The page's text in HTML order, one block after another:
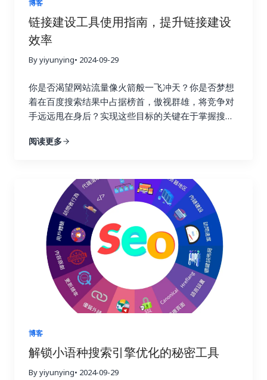
想一下，一个射手如果每次射击后都无法看到箭的落
点，他该如何调整自己的射击姿势和力度呢？链接建
设也是如此，只有不断追踪效果，才能知道哪些策略
命中了目标，哪些策略需要调整。通过追踪链接建设
真正有效的策略上，从而最大化投资回报率，就像一
个精明的投资者，会仔细分析市场行情，选择最具潜
力的投资项目。 更重要的是，追踪链接建设效果可以
过哪些链接访问你的网站，他们在你的网站上停留了
大的商业价值。通过分析这些数据，你可以更好地理
解用户的需求和痛点，优化网站内容和用户体验，最
终提高转化率，实现业务的持续增长。这不仅仅是简
单的流量获取，而是将流量转化为实际的商业价值，
最终实现盈利。 二、 如何选择合适的链接建设追踪
工具？ 市面上有很多链接建设追踪工具，它们的功能
和价格各不相同。选择合适的工具至关重要，就像一
个工匠需要选择合适的工具才能更好地完成工作一
样。在选择工具之前，你需要明确自己的需求和预
算。有些工具功能强大，但价格昂贵；有些工具功能
简单，但价格亲民。你需要根据自己的实际情况，权
建设追踪工具，以及它们的优缺点： 除了以上这些工
具之外，还有其他一些工具也值得考虑，例如
博客
链接建设工具使用指南，提升链接建设
效率
By yiyunying• 2024-09-29
你是否渴望网站流量像火箭般一飞冲天？你是否梦想
着在百度搜索结果中占据榜首，傲视群雄，将竞争对
手远远甩在身后？实现这些目标的关键在于掌握搜索
节！不要再浪费宝贵的时间和精力在低效的搜索引擎
Buzzsumo 这三大神器，轻松提升链接建设效率，让
你的网站在竞争激烈的线上世界中脱颖而出，成为行
业领军者！ 一、链接建设的重要性：为什么它如此重
要？ 在搜索引擎优化这个复杂而精妙的领域中，链接
就好比一张张珍贵的选票，每一张都代表着对你网站
权威性和可信度的认可。高质量的链接越多，搜索引
擎就越信任你的网站，你的排名自然也就越高。这就
好比现实生活中的社交圈，朋友越多，人脉越广，你
的影响力也就越大。链接建设不仅仅关乎排名，更关
乎你的在线业务的整体成功与长远发展。一个强大的
链接配置文件不仅可以带来更高的品牌知名度和更多
的推荐流量，更能建立起坚实的用户信任，为你的业
务带来持续的增长动力。忽视链接建设，就像建造一
座空中楼阁，看似华丽，实则根基不稳，随时可能坍
阅读更多
博客
解锁小语种搜索引擎优化的秘密工具
By yiyunying• 2024-09-29